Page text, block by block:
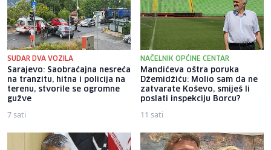
SUDAR DVA VOZILA
Sarajevo: Saobraćajna nesreća
na tranzitu, hitna i policija na
terenu, stvorile se ogromne
gužve
7 sati
NAČELNIK OPĆINE CENTAR
Mandićeva oštra poruka
Džemidžiću: Molio sam da ne
zatvarate Koševo, smiješ li
poslati inspekciju Borcu?
11 sati